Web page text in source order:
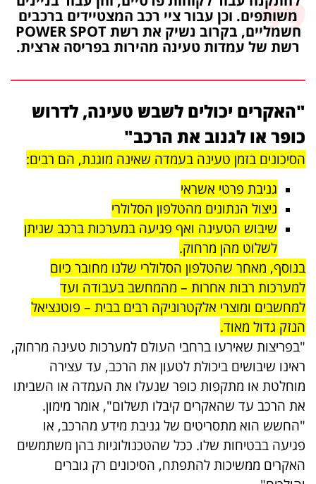
משותפים. וכן עבור ציי רכב המצטיידים ברכבים
חשמליים, בקרוב נשיק את רשת POWER SPOT
רשת של עמדות טעינה מהירות בפריסה ארצית.
"האקרים יכולים לשבש טעינה, לדרוש
כופר או לגנוב את הרכב"
הסיכונים בזמן טעינה בעמדה שאינה מוגנת, הם רבים:
גניבת פרטי אשראי
ניצול הנתונים מהטלפון הסלולרי
שיבוש הטעינה ואף פגיעה במערכות ברכב שניתן
לשלוט מהן מרחוק.
בנוסף, מאחר שהטלפון הסלולרי שלנו מחובר כיום
למערכות רבות אחרות – מהמחשב בעבודה ועד
למחשבים ומוצרי אלקטרוניקה רבים בבית – פוטנציאל
הנזק גדול מאוד.
"בפריצות שאירעו ברחבי העולם למערכות טעינה מרחוק,
ראינו שיבושים ביכולת לטעון את הרכב, עד עצירה
מוחלטת או מתקפות כופר שנעלו את העמדה או השביתו
את הרכב עד שהאקרים קיבלו תשלום", אומר מימון.
"החשש הוא מתסריטים של גניבת מידע מהרכב, או
פגיעה בבטיחות שלו. ככל שהטכנולוגיות בהן משתמשים
האקרים ממשיכות להתפתח, הסיכונים רק גוברים